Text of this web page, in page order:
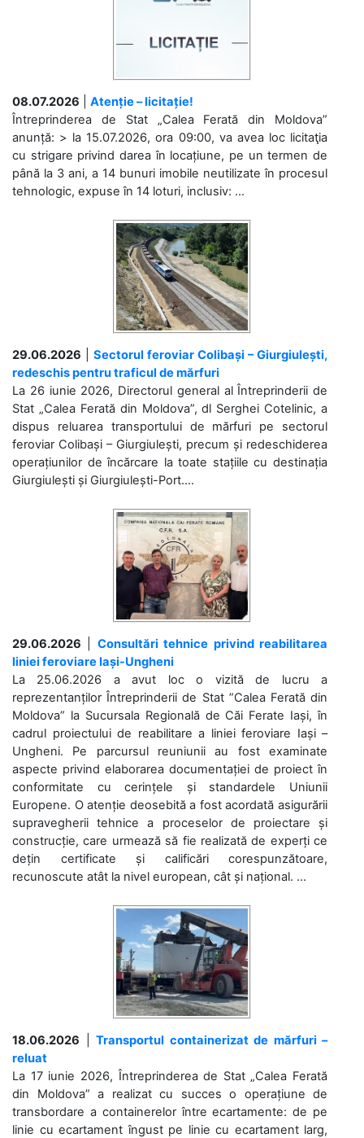
08.07.2026
Atenție – licitație!
Întreprinderea de Stat „Calea Ferată din Moldova”
anunță: > la 15.07.2026, ora 09:00, va avea loc licitaţia
cu strigare privind darea în locațiune, pe un termen de
până la 3 ani, a 14 bunuri imobile neutilizate în procesul
tehnologic, expuse în 14 loturi, inclusiv: ...
29.06.2026
Sectorul feroviar Colibași – Giurgiulești,
redeschis pentru traficul de mărfuri
La 26 iunie 2026, Directorul general al Întreprinderii de
Stat „Calea Ferată din Moldova”, dl Serghei Cotelinic, a
dispus reluarea transportului de mărfuri pe sectorul
feroviar Colibași – Giurgiulești, precum și redeschiderea
operațiunilor de încărcare la toate stațiile cu destinația
Giurgiulești și Giurgiulești-Port....
29.06.2026
Consultări tehnice privind reabilitarea
liniei feroviare Iași-Ungheni
La 25.06.2026 a avut loc o vizită de lucru a
reprezentanților Întreprinderii de Stat ”Calea Ferată din
Moldova” la Sucursala Regională de Căi Ferate Iași, în
cadrul proiectului de reabilitare a liniei feroviare Iași –
Ungheni. Pe parcursul reuniunii au fost examinate
aspecte privind elaborarea documentației de proiect în
conformitate cu cerințele și standardele Uniunii
Europene. O atenție deosebită a fost acordată asigurării
supravegherii tehnice a proceselor de proiectare și
construcție, care urmează să fie realizată de experți ce
dețin certificate și calificări corespunzătoare,
recunoscute atât la nivel european, cât și național. ...
18.06.2026
Transportul containerizat de mărfuri –
reluat
La 17 iunie 2026, Întreprinderea de Stat „Calea Ferată
din Moldova” a realizat cu succes o operațiune de
transbordare a containerelor între ecartamente: de pe
linie cu ecartament îngust pe linie cu ecartament larg,